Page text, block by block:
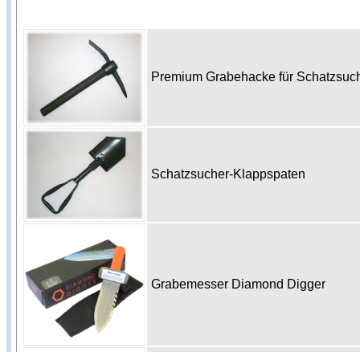
Premium Grabehacke für
Schatzsucher-Klappspaten
Grabemesser Diamond Digger